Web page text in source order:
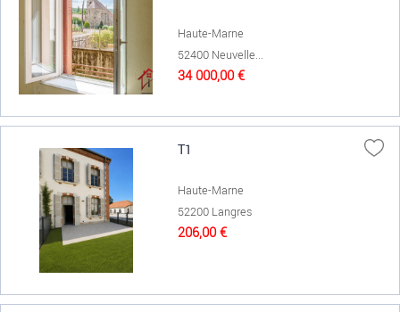
Haute-Marne
52400 Neuvelle...
34 000,00 €
T1
Haute-Marne
52200 Langres
206,00 €